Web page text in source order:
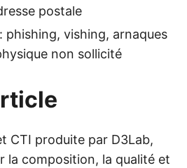
postale
phishing, vishing, arnaques
non sollicité
CTI produite par D3Lab,
la composition, la qualité et